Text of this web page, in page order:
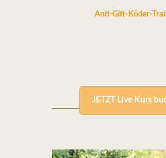
Anti-Gift-Köder-
JETZT Live Kurs